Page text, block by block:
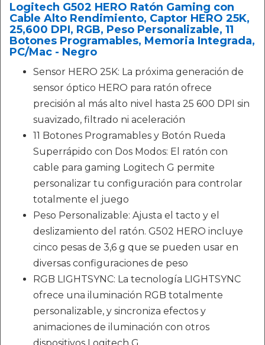
Logitech G502 HERO Ratón Gaming con
Cable Alto Rendimiento, Captor HERO 25K,
25,600 DPI, RGB, Peso Personalizable, 11
Botones Programables, Memoria Integrada,
PC/Mac - Negro
Sensor HERO 25K: La próxima generación de
sensor óptico HERO para ratón ofrece
precisión al más alto nivel hasta 25 600 DPI sin
suavizado, filtrado ni aceleración
11 Botones Programables y Botón Rueda
Superrápido con Dos Modos: El ratón con
cable para gaming Logitech G permite
personalizar tu configuración para controlar
totalmente el juego
Peso Personalizable: Ajusta el tacto y el
deslizamiento del ratón. G502 HERO incluye
cinco pesas de 3,6 g que se pueden usar en
diversas configuraciones de peso
RGB LIGHTSYNC: La tecnología LIGHTSYNC
ofrece una iluminación RGB totalmente
personalizable, y sincroniza efectos y
animaciones de iluminación con otros